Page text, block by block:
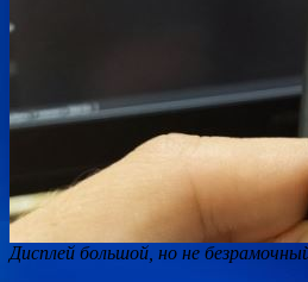
Дисплей большой, но не